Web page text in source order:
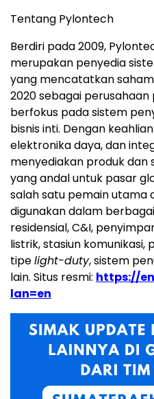
Tentang Pylontech
Berdiri pada 2009,
merupakan penyedia
yang mencatatkan
2020 sebagai
berfokus pada sistem
bisnis inti. Dengan
elektronika daya, dan
menyediakan produk dan
yang andal untuk pasar
salah satu pemain utama
digunakan dalam
residensial, C&I,
listrik, stasiun komunikasi,
tipelight-duty, sistem
lain. Situs resmi: https://
lan=en